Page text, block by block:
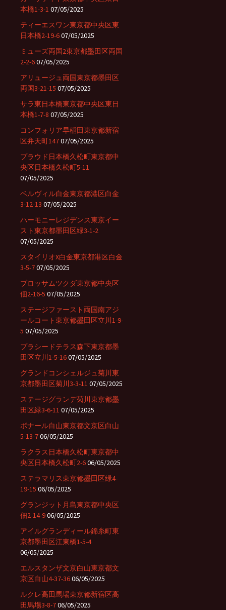
本橋1-3-1 07/05/2025
ティーエスワン東京都中央区東
日本橋2-19-607/05/2025
ミューズ両国2東京都墨田区両国
2-2-607/05/2025
アリュージュ両国東京都墨田区
両国3-21-15 07/05/2025
サラ東日本橋東京都中央区東日
本橋1-7-8 07/05/2025
コンフォリア早稲田東京都新宿
区弁天町14707/05/2025
プラウド日本橋久松町東京都中
央区日本橋久松町5-11
07/05/2025
ベルヴィル白金東京都港区白金
3-12-13 07/05/2025
ハーモニーレジデンス東京イー
スト東京都墨田区緑3-1-2
07/05/2025
スタイリオX白金東京都港区白金
3-5-707/05/2025
ブロッサムツクダ東京都中央区
佃2-16-5 07/05/2025
ステージファースト両国南アジ
ールコート東京都墨田区立川1-9-
5 07/05/2025
プラシードテラス森下東京都墨
田区立川1-5-1607/05/2025
グランドコンシェルジュ菊川東
京都墨田区菊川3-3-11 07/05/2025
ステージグランデ菊川東京都墨
田区緑3-6-11 07/05/2025
ボナール白山東京都文京区白山
5-13-706/05/2025
ラクラス日本橋久松町東京都中
央区日本橋久松町2-606/05/2025
ステラマリス東京都墨田区緑4-
19-15 06/05/2025
グランジット月島東京都中央区
佃2-14-906/05/2025
アイルグランディール錦糸町東
京都墨田区江東橋1-5-4
06/05/2025
エルスタンザ文京白山東京都文
京区白山4-37-3606/05/2025
ルクレ高田馬場東京都新宿区高
田馬場3-8-706/05/2025